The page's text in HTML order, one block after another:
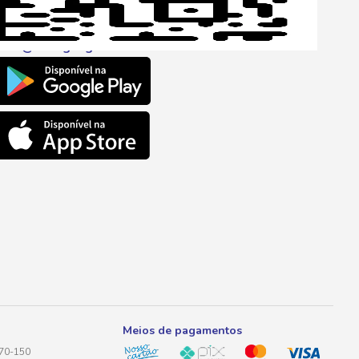
Algumas são mais leves e populares, enquanto
natural de quem está decidindo qual cerveja
neck são mais indicadas para consumo individual
busca cerveja em promoção ou ofertas de cerveja no
150
Meios de pagamentos